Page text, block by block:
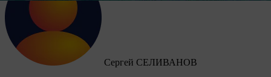
Сергей СЕЛИВАНОВ